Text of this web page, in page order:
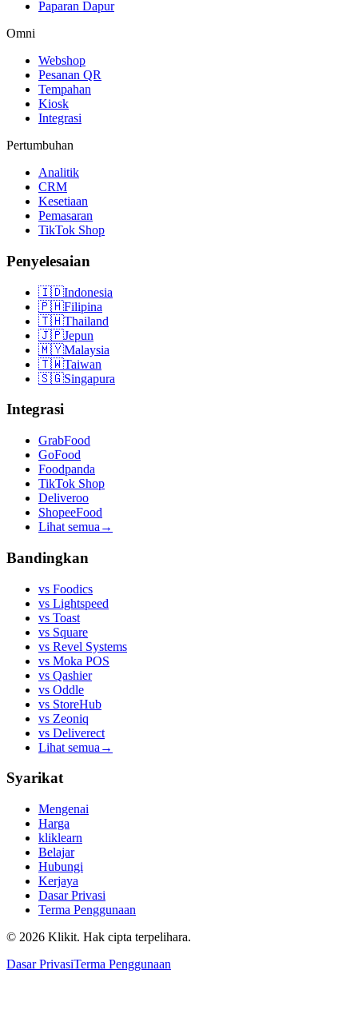
Paparan Dapur
Omni
Webshop
Pesanan QR
Tempahan
Kiosk
Integrasi
Pertumbuhan
Analitik
CRM
Kesetiaan
Pemasaran
TikTok Shop
Penyelesaian
🇮🇩Indonesia
🇵🇭Filipina
🇹🇭Thailand
🇯🇵Jepun
🇲🇾Malaysia
🇹🇼Taiwan
🇸🇬Singapura
Integrasi
GrabFood
GoFood
Foodpanda
TikTok Shop
Deliveroo
ShopeeFood
Lihat semua →
Bandingkan
vs Foodics
vs Lightspeed
vs Toast
vs Square
vs Revel Systems
vs Moka POS
vs Qashier
vs Oddle
vs StoreHub
vs Zeoniq
vs Deliverect
Lihat semua →
Syarikat
Mengenai
Harga
kliklearn
Belajar
Hubungi
Kerjaya
Dasar Privasi
Terma Penggunaan
© 2026 Klikit. Hak cipta terpelihara.
Dasar PrivasiTerma Penggunaan